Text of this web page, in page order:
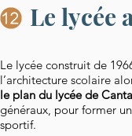
Le lycée
Le lycée construit de
l’architecture scolaire
le plan du lycée de
généraux, pour former
sportif.